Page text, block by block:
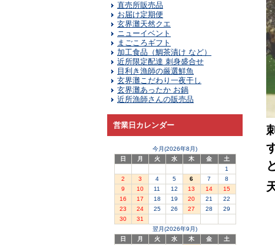
直売所販売品
お届け定期便
玄界灘天然クエ
ニューイベント
まごころギフト
加工食品（鯛茶漬け など）
近所限定配達 刺身盛合せ
目利き漁師の厳選鮮魚
玄界灘こだわり一夜干し
玄界灘あったか お鍋
近所漁師さんの販売品
営業日カレンダー
今月(2026年8月)
日
月 火 水 木 金
土
1
2
3 4 5 6 7
8
9
10 11 12 13 14
15
16
17 18 19 20 21
22
23
24 25 26 27 28
29
30
31
翌月(2026年9月)
日
月 火 水 木 金
土